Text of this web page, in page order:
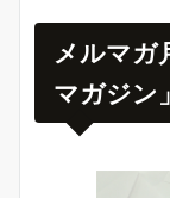
メルマガ
マガジン